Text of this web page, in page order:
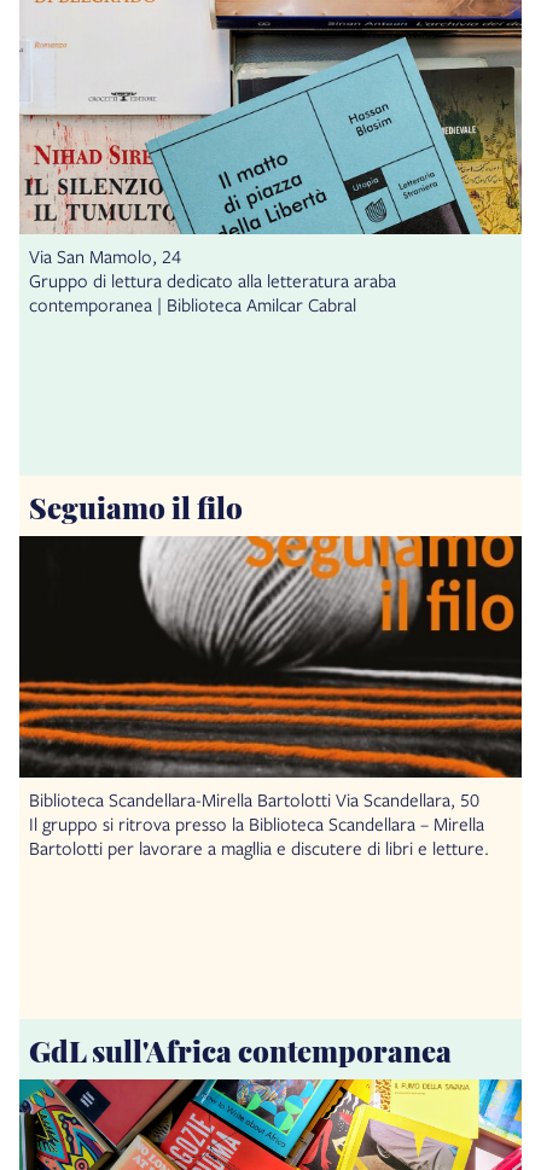
Via San Mamolo, 24
Gruppo di lettura dedicato alla letteratura araba
contemporanea | Biblioteca Amilcar Cabral
Seguiamo il filo
Biblioteca Scandellara-Mirella Bartolotti Via Scandellara, 50
Il gruppo si ritrova presso la Biblioteca Scandellara – Mirella
Bartolotti per lavorare a magllia e discutere di libri e letture.
GdL sull'Africa contemporanea